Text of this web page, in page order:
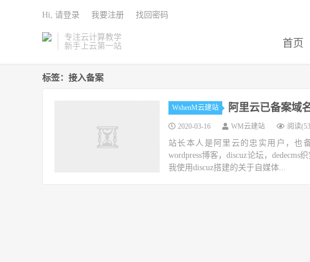
专注云计算教学
新手上云第一站
首页
Hi, 请登录 我要注册 找回密码
标签：接入备案
WshenM云建站 阿里云已备案域
2020-03-16 WM云建站 阅读
站长本人是阿里云的忠实用户，也
wordpress博客，discuz论坛，
我使用discuz搭建的关于自媒体...